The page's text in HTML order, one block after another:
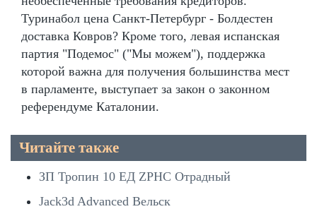
Туринабол цена Санкт-Петербург - Болдестен
доставка Ковров? Кроме того, левая испанская
партия "Подемос" ("Мы можем"), поддержка
которой важна для получения большинства мест
в парламенте, выступает за закон о законном
референдуме Каталонии.
Читайте также
ЗП Тропин 10 ЕД ZPHC Отрадный
Jack3d Advanced Вельск